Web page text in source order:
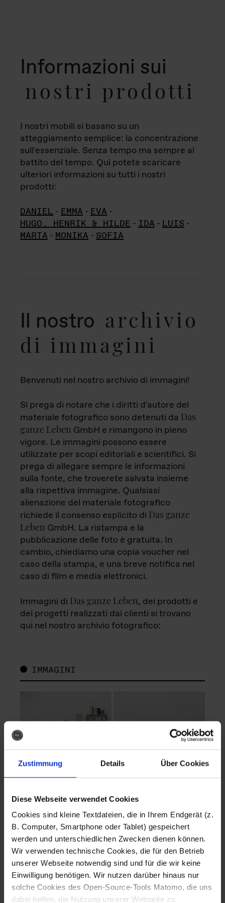
Zustimmung Details Über Cookies
Diese Webseite verwendet Cookies
Cookies sind kleine Textdateien, die in Ihrem Endgerät (z.
B. Computer, Smartphone oder Tablet) gespeichert
werden und unterschiedlichen Zwecken dienen können.
Wir verwenden technische Cookies, die für den Betrieb
unserer Webseite notwendig sind und für die wir keine
Einwilligung benötigen. Wir nutzen darüber hinaus nur
solche Cookies des Open-Source-Tools Matomo, die uns
dabei helfen, die Nutzung unserer Webseite zu
Informazioni sui
nostri prodotti
I nostri mobili si basano su un
atteggiamento semplice: la concentrazione
sull'essenziale. Senza tempo ma sempre al
battito del tempo. Qui potete scaricare
ulteriori informazioni su tutti i nostri
prodotti:
DANIEL - EMMA - EVA -
HUGO, HENRIK & HILDE - IDA - LUIS -
MARTA - MONIKA - SOFIA
Il nostro archivio
di immagini
Benvenuti nel nostro archivio di immagini!
Si prega di notare che i diritti d'autore del
materiale fotografico sono detenuti da Das
ganze Leben GmbH e rimangono in pieno
vigore. Le immagini possono essere
utilizzate per scopi editoriali e scientifici. Si
prega di allegare sempre le informazioni
sulla fonte, che troverete salvata insieme
alla rispettiva immagine. Qualsiasi
alienazione del materiale fotografico
richiede il consenso esplicito di Das ganze
Leben GmbH. La ristampa e la
pubblicazione delle foto è gratuita. In
cambio, chiediamo una copia voucher nel
caso della stampa, e una breve notifica nel
caso di film e media elettronici.
Immagini di Das ganze Leben, dei prodotti e
dei progetti realizzati dai clienti si trovano
qui nel nostro archivio fotografico:
IMMAGINI
Fotografo: Lorenz
Sternbach
Download
Fotografo: Lorenz
Sternbach
Download